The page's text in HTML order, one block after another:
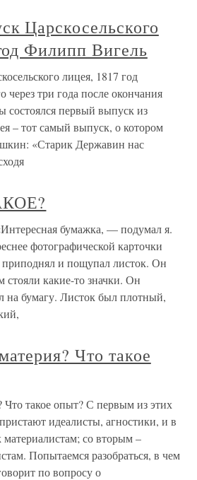
Царскосельского
Филипп Вигель
лицея, 1817 год
три года после окончания
состоялся первый выпуск из
– тот самый выпуск, о котором
«Старик Державин нас
бумажка, — подумал я.
фотографической карточки
и пощупал листок. Он
какие-то значки. Он
на бумагу. Листок был плотный,
Что такое
Что такое опыт? С первым из этих
идеалисты, агностики, и в
со вторым –
Попытаемся разобраться, в чем
по вопросу о